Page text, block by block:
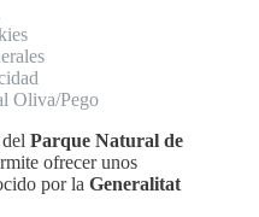
Oliva/Pego
Parque Natural de
ofrecer unos
por la Generalitat